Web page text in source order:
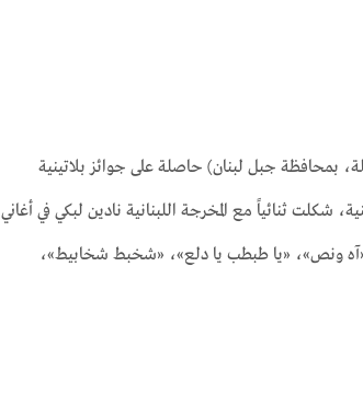
بمحافظة جبل لبنان) حاصلة على جوائز بلاتينية
شكلت ثنائياً مع المخرجة اللبنانية نادين لبكي في أغاني
«آه ونص»، «يا طبطب يا دلع»، «شخبط شخابيط»،